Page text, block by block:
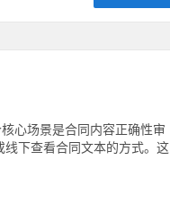
心场景是合同内容正确性审
下查看合同文本的方式。这